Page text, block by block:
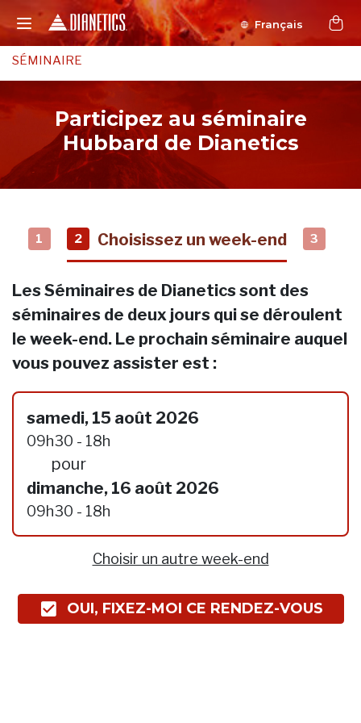
Français
SÉMINAIRE
Participez au séminaire
Hubbard de Dianetics
1 2 Choisissez un week-end 3
Les Séminaires de Dianetics sont des
séminaires de deux jours qui se déroulent
le week-end. Le prochain séminaire auquel
vous pouvez assister est :
samedi, 15 août 2026
09h30 - 18h
pour
dimanche, 16 août 2026
09h30 - 18h
Choisir un autre week-end
OUI, FIXEZ-MOI CE RENDEZ-VOUS